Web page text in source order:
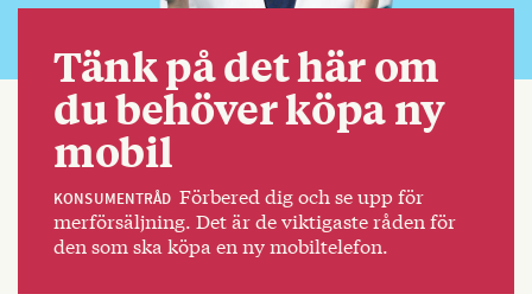
Tänk på det här om
du behöver köpa ny
mobil
KONSUMENTRÅD Förbered dig och se upp för
merförsäljning. Det är de viktigaste råden för
den som ska köpa en ny mobiltelefon.